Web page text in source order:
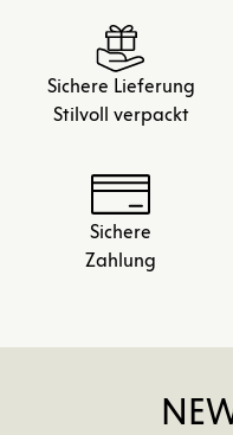
Sichere Lieferung
Stilvoll verpackt
Sichere
Zahlung